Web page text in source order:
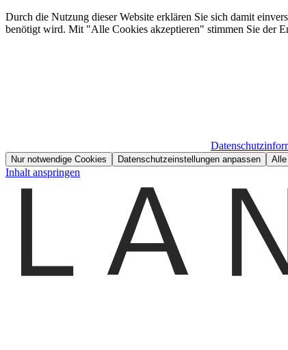
Durch die Nutzung dieser Website erklären Sie sich damit
benötigt wird. Mit "Alle Cookies akzeptieren" stimmen Sie der
Nur notwendige Cookies Datenschutzeinstellungen anpassen
Inhalt anspringen